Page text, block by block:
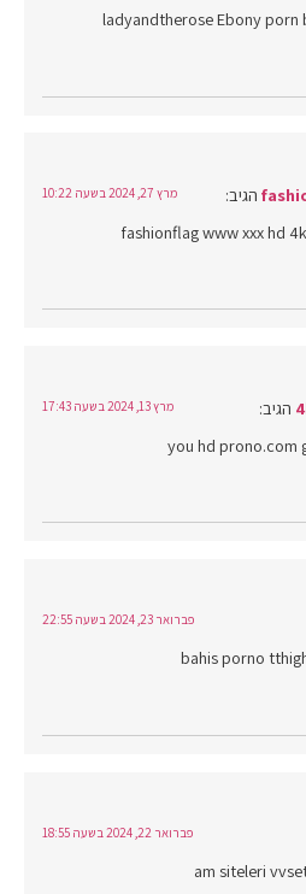
ladyandtherose Ebony porn
הגיב: מרץ 27, 2024 בשעה 10:22
fashionflag www xxx hd
הגיב: מרץ 13, 2024 בשעה 17:43
you hd prono.com
פברואר 23, 2024 בשעה 22:55
bahis porno
פברואר 22, 2024 בשעה 18:55
am siteleri